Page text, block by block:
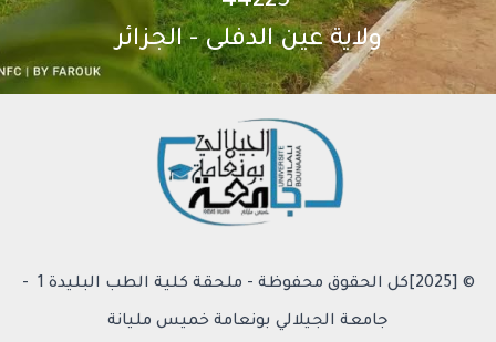
ولاية عين الدفلى - الجزائر
© [2025]كل الحقوق محفوظة - ملحقة كلية الطب البليدة 1 -
جامعة الجيلالي بونعامة خميس مليانة